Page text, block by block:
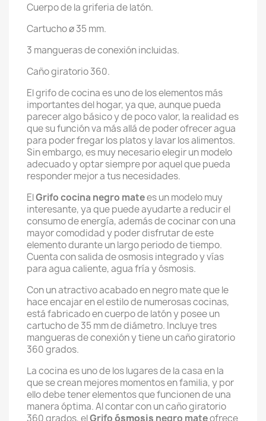
Cuerpo de la griferia de latón.
Cartucho ø 35 mm.
3 mangueras de conexión incluidas.
Caño giratorio 360.
El grifo de cocina es uno de los elementos más
importantes del hogar, ya que, aunque pueda
parecer algo básico y de poco valor, la realidad es
que su función va más allá de poder ofrecer agua
para poder fregar los platos y lavar los alimentos.
Sin embargo, es muy necesario elegir un modelo
adecuado y optar siempre por aquel que pueda
responder mejor a tus necesidades.
ElGrifo cocina negro matees un modelo muy
interesante, ya que puede ayudarte a reducir el
consumo de energía, además de cocinar con una
mayor comodidad y poder disfrutar de este
elemento durante un largo periodo de tiempo.
Cuenta con salida de osmosis integrado y vías
para agua caliente, agua fría y ósmosis.
Con un atractivo acabado en negro mate que le
hace encajar en el estilo de numerosas cocinas,
está fabricado en cuerpo de latón y posee un
cartucho de 35 mm de diámetro. Incluye tres
mangueras de conexión y tiene un caño giratorio
360 grados.
La cocina es uno de los lugares de la casa en la
que se crean mejores momentos en familia, y por
ello debe tener elementos que funcionen de una
manera óptima. Al contar con un caño giratorio
360 grados, elGrifoósmosis negro mateofrece